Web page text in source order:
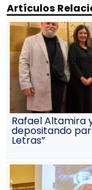
Artículos
Rafael Altamira
depositando
Letras”